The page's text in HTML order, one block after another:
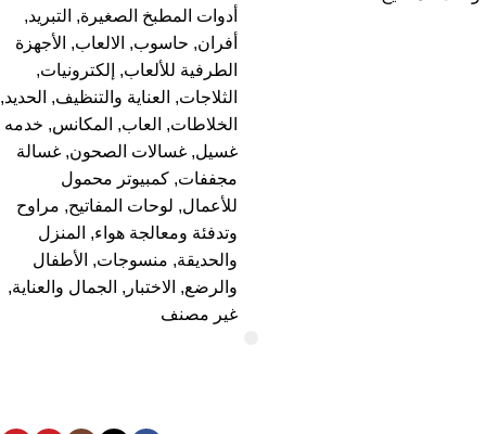
أدوات المطبخ الصغيرة, التبريد,
أفران, حاسوب, الالعاب, الأجهزة
الطرفية للألعاب, إلكترونيات,
الثلاجات, العناية والتنظيف, الحديد,
الخلاطات, العاب, المكانس, خدمه
غسيل, غسالات الصحون, غسالة
مجففات, كمبيوتر محمول
للأعمال, لوحات المفاتيح, مراوح
وتدفئة ومعالجة هواء, المنزل
والحديقة, منسوجات, الأطفال
والرضع, الاختبار , الجمال والعناية,
غير مصنف